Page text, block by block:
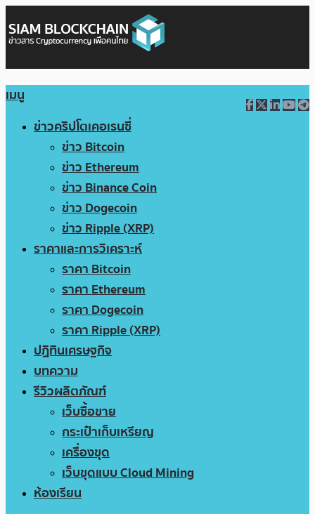
เมนู
ข่าวคริปโตเคอเรนซี่
ข่าว Bitcoin
ข่าว Ethereum
ข่าว Binance Coin
ข่าว Dogecoin
ข่าว Ripple (XRP)
ราคาและการวิเคราะห์
ราคา Bitcoin
ราคา Ethereum
ราคา Dogecoin
ราคา Ripple (XRP)
ปฏิทินเศรษฐกิจ
บทความ
รีวิวผลิตภัณฑ์
เว็บซื้อขาย
กระเป๋าเก็บเหรียญ
เครื่องขุด
เว็บขุดแบบ Cloud Mining
ห้องเรียน